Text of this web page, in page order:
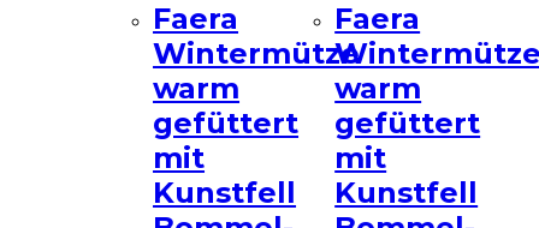
Faera
Wintermütze
warm
gefüttert
mit
Kunstfell
Faera
warm
gefüttert
mit
Kunstfell